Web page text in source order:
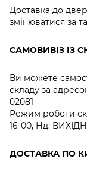
Доставка до
змінюватися за
САМОВИВІЗ ІЗ
Ви можете
складу за
02081
Режим роботи
16-00, Нд:
ДОСТАВКА ПО